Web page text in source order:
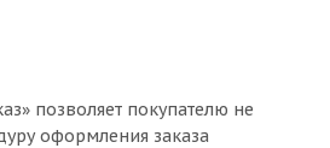
позволяет покупателю не
оформления заказа